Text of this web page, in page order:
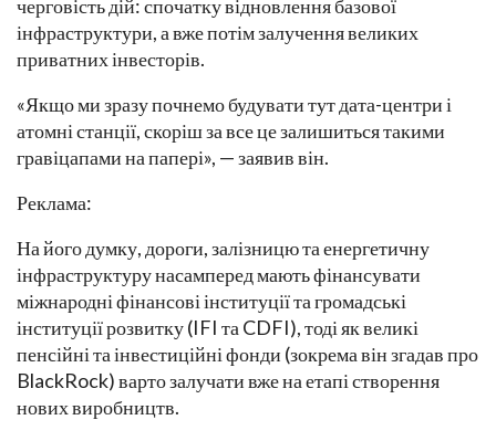
черговість дій: спочатку відновлення базової
інфраструктури, а вже потім залучення великих
приватних інвесторів.
«Якщо ми зразу почнемо будувати тут дата-центри і
атомні станції, скоріш за все це залишиться такими
гравіцапами на папері», — заявив він.
Реклама:
На його думку, дороги, залізницю та енергетичну
інфраструктуру насамперед мають фінансувати
міжнародні фінансові інституції та громадські
інституції розвитку (IFI та CDFI), тоді як великі
пенсійні та інвестиційні фонди (зокрема він згадав про
BlackRock) варто залучати вже на етапі створення
нових виробництв.